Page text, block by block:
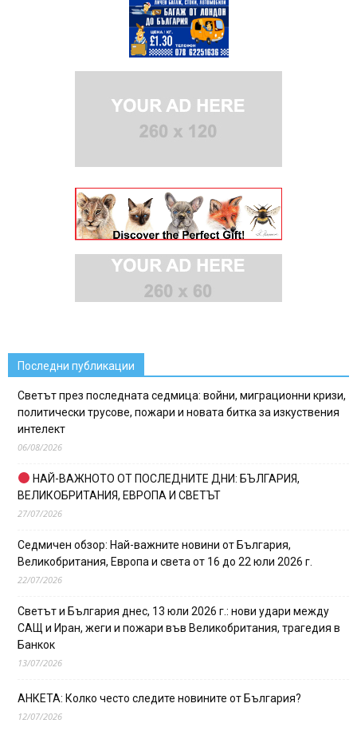
Последни публикации
Светът през последната седмица: войни, миграционни кризи,
политически трусове, пожари и новата битка за изкуствения
интелект
06/08/2026
НАЙ-ВАЖНОТО ОТ ПОСЛЕДНИТЕ ДНИ: БЪЛГАРИЯ,
ВЕЛИКОБРИТАНИЯ, ЕВРОПА И СВЕТЪТ
27/07/2026
Седмичен обзор: Най-важните новини от България,
Великобритания, Европа и света от 16 до 22 юли 2026 г.
22/07/2026
Светът и България днес, 13 юли 2026 г.: нови удари между
САЩ и Иран, жеги и пожари във Великобритания, трагедия в
Банкок
13/07/2026
АНКЕТА: Колко често следите новините от България?
12/07/2026